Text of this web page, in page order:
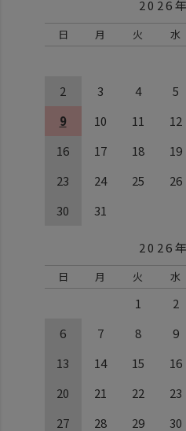
2026
日 月 火 水
2
3 4 5
9
10 11 12
16
17 18 19
23
24 25 26
30
31
2026
日 月 火 水
1 2
6
7 8 9
13
14 15 16
20
21 22 23
27
28 29 30